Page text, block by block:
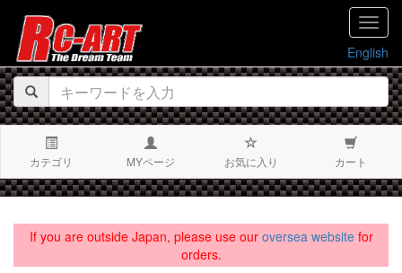
English
カテゴリ MYページ お気に入り カート
If you are outside Japan, please use our oversea websitefor
orders.